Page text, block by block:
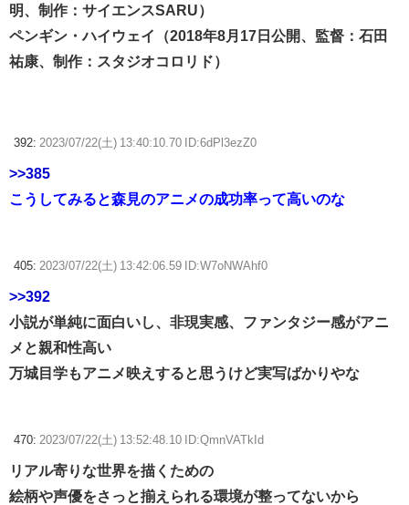
明、制作：サイエンスSARU）
ペンギン・ハイウェイ（2018年8月17日公開、監督：石田
祐康、制作：スタジオコロリド）
392: 2023/07/22(土) 13:40:10.70 ID:6dPl3ezZ0
>>385
こうしてみると森見のアニメの成功率って高いのな
405: 2023/07/22(土) 13:42:06.59 ID:W7oNWAhf0
>>392
小説が単純に面白いし、非現実感、ファンタジー感がアニ
メと親和性高い
万城目学もアニメ映えすると思うけど実写ばかりやな
470: 2023/07/22(土) 13:52:48.10 ID:QmnVATkId
リアル寄りな世界を描くための
絵柄や声優をさっと揃えられる環境が整ってないから